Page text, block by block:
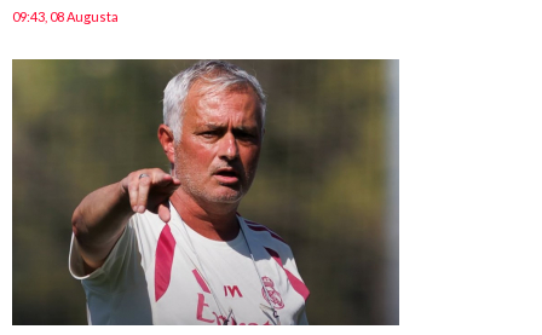
09:43, 08 Augusta